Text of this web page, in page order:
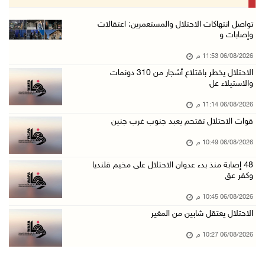
جماهير شعبنا تشيع جثمان الشهيد علاء صبيح في ت ...
الاحتلال يوسع حملات الدهم والاعتقال في قلنديا ...
06/آب/2026 08:06 م
الرئيس المصري وملك البحرين يشددان على ضرورة ت ...
رابطة العالم الإسلامي تدين تواصل انتهاكات الا ...
اليونيسف: استشهاد 300 طفل منذ وقف إطلاق النار ...
تواصل انتهاكات الاحتلال والمستعمرين: اعتقالات
وإصابات و
06/08/2026 11:53 م
الاحتلال يخطر باقتلاع أشجار من 310 دونمات
والاستيلاء عل
06/08/2026 11:14 م
قوات الاحتلال تقتحم يعبد جنوب غرب جنين
06/08/2026 10:49 م
48 إصابة منذ بدء عدوان الاحتلال على مخيم قلنديا
وكفر عق
06/08/2026 10:45 م
الاحتلال يعتقل شابين من المغير
06/08/2026 10:27 م